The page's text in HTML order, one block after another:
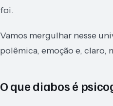
foi.
Vamos mergulhar nesse
polêmica, emoção e, claro,
O que diabos é